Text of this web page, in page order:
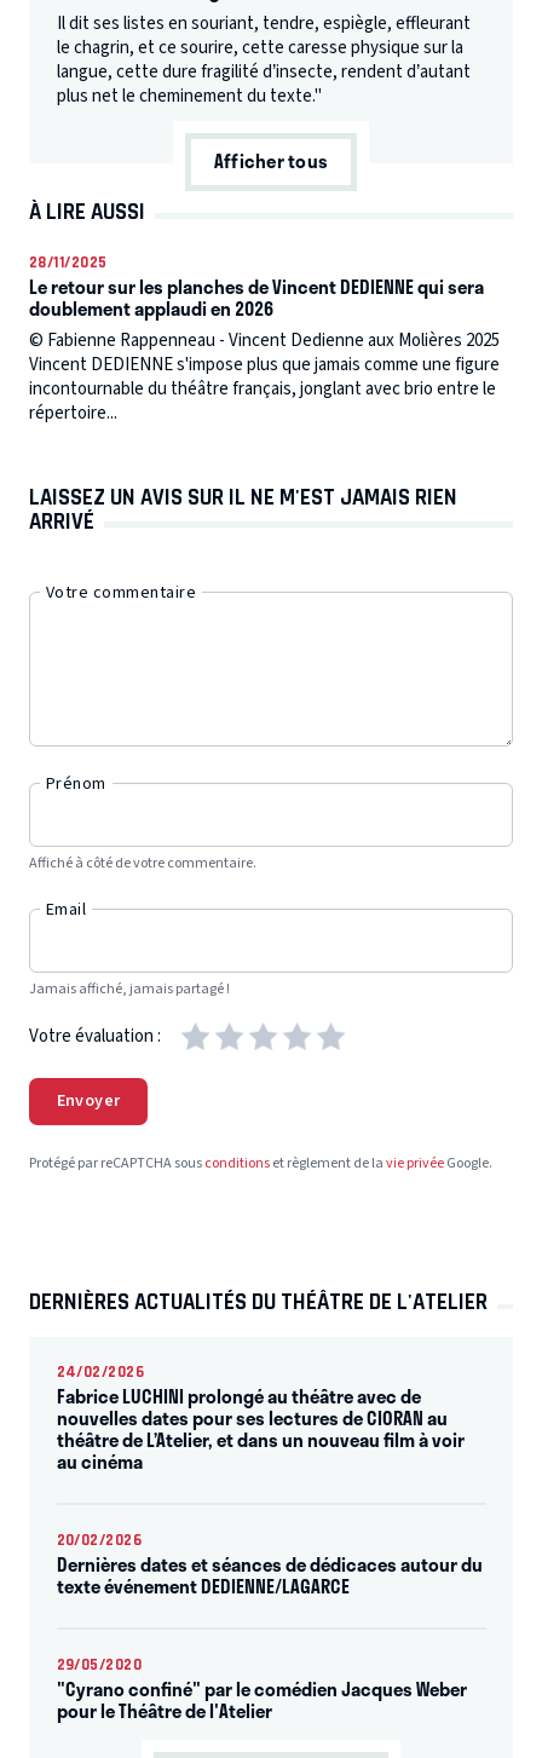
Il dit ses listes en souriant, tendre, espiègle, effleurant
le chagrin, et ce sourire, cette caresse physique sur la
langue, cette dure fragilité d’insecte, rendent d’autant
plus net le cheminement du texte."
Afficher tous
À LIRE AUSSI
28/11/2025
Le retour sur les planches de Vincent DEDIENNE qui sera
doublement applaudi en 2026
© Fabienne Rappenneau - Vincent Dedienne aux Molières 2025
Vincent DEDIENNE s'impose plus que jamais comme une figure
incontournable du théâtre français, jonglant avec brio entre le
répertoire...
LAISSEZ UN AVIS SUR IL NE M'EST JAMAIS RIEN
ARRIVÉ
Votre commentaire
Prénom
Affiché à côté de votre commentaire.
Email
Jamais affiché, jamais partagé !
Votre évaluation :
Envoyer
Protégé par reCAPTCHA sousconditionset règlement de lavie privéeGoogle.
DERNIÈRES ACTUALITÉS DU THÉÂTRE DE L'ATELIER
24/02/2026
Fabrice LUCHINI prolongé au théâtre avec de
nouvelles dates pour ses lectures de CIORAN au
théâtre de L’Atelier, et dans un nouveau film à voir
au cinéma
20/02/2026
Dernières dates et séances de dédicaces autour du
texte événement DEDIENNE/LAGARCE
29/05/2020
"Cyrano confiné" par le comédien Jacques Weber
pour le Théâtre de l'Atelier